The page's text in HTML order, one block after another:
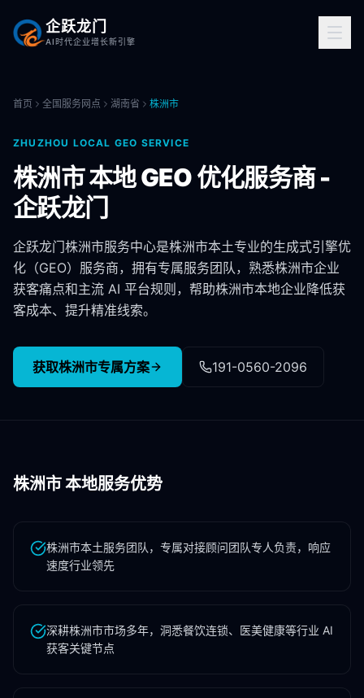
企跃龙门
AI时代企业增长新引擎
首页 全国服务网点 湖南省 株洲市
ZHUZHOU LOCAL GEO SERVICE
株洲市本地 GEO 优化服务商 -
企跃龙门
企跃龙门株洲市服务中心是株洲市本土专业的生成式引擎优
化（GEO）服务商，拥有专属服务团队，熟悉株洲市企业
获客痛点和主流 AI 平台规则，帮助株洲市本地企业降低获
客成本、提升精准线索。
获取株洲市专属方案 191-0560-2096
株洲市本地服务优势
株洲市本土服务团队，专属对接顾问团队专人负责，响应
速度行业领先
深耕株洲市市场多年，洞悉餐饮连锁、医美健康等行业 AI
获客关键节点